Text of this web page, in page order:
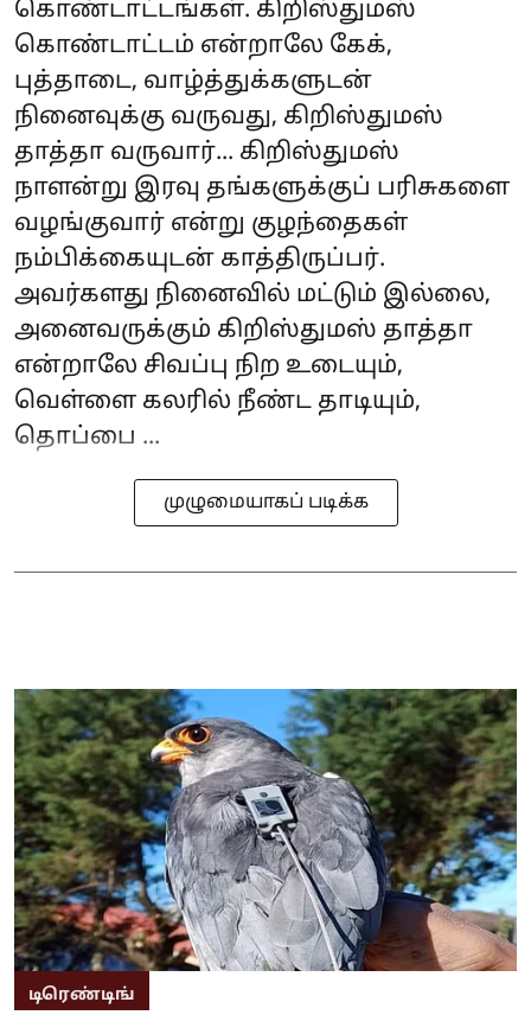
கொண்டாட்டங்கள். கிறிஸ்துமஸ்
கொண்டாட்டம் என்றாலே கேக்,
புத்தாடை, வாழ்த்துக்களுடன்
நினைவுக்கு வருவது, கிறிஸ்துமஸ்
தாத்தா வருவார்... கிறிஸ்துமஸ்
நாளன்று இரவு தங்களுக்குப் பரிசுகளை
வழங்குவார் என்று குழந்தைகள்
நம்பிக்கையுடன் காத்திருப்பர்.
அவர்களது நினைவில் மட்டும் இல்லை,
அனைவருக்கும் கிறிஸ்துமஸ் தாத்தா
என்றாலே சிவப்பு நிற உடையும்,
வெள்ளை கலரில் நீண்ட தாடியும்,
தொப்பை ...
முழுமையாகப் படிக்க
டிரெண்டிங்